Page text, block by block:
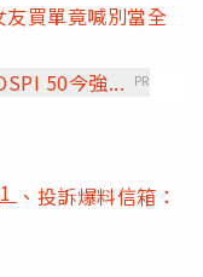
買單竟喊別當全
50今強...
PR
、投訴爆料信箱：